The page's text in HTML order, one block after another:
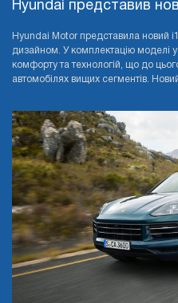
Hyundai представив
Hyundai Motor представила новий
дизайном. У комплектацію моделі
комфорту та технологій, що до
автомобілях вищих сегментів.